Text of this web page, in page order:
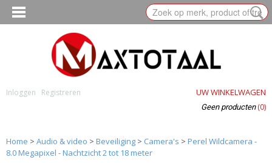
Inloggen Registreren UW WINKELWAGEN
Geen producten (0)
Home > Audio & video > Beveiliging > Camera's > Perel Wildcamera -
8.0 Megapixel - Nachtzicht 2 tot 18 meter